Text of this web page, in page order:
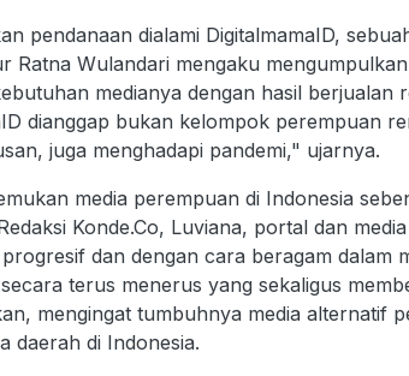
pendanaan dialami DigitalmamaID,
Ratna Wulandari mengaku
medianya dengan hasil berjualan
dianggap bukan kelompok perempuan
juga menghadapi pandemi," ujarnya.
media perempuan di Indonesia
Konde.Co, Luviana, portal dan
dan dengan cara beragam dalam
terus menerus yang sekaligus
mengingat tumbuhnya media alternatif
daerah di Indonesia.